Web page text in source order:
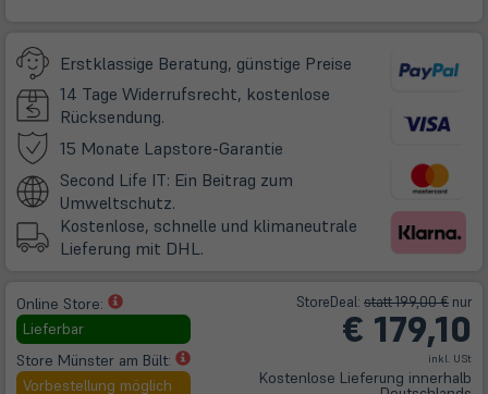
Erstklassige Beratung, günstige Preise
14 Tage Widerrufsrecht, kostenlose
Rücksendung.
15 Monate Lapstore-Garantie
neuem
Second Life IT: Ein Beitrag zum
Umweltschutz.
Kostenlose, schnelle und klimaneutrale
Lieferung mit DHL.
Online Store:
(öffnet
neuem
Tab)
Lieferbar
Store Münster am Bült:
(öffnet
in
Vorbestellung möglich
StoreDeal: statt 199,00 € nur
€ 179,10
inkl. USt
Kostenlose Lieferung innerhalb